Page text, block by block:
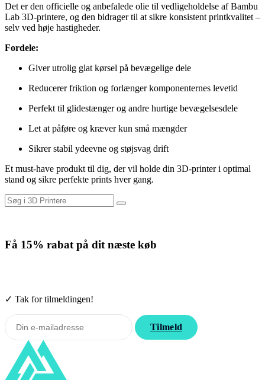
Det er den officielle og anbefalede olie til vedligeholdelse af Bambu
Lab 3D-printere, og den bidrager til at sikre konsistent printkvalitet –
selv ved høje hastigheder.
Fordele:
Giver utrolig glat kørsel på bevægelige dele
Reducerer friktion og forlænger komponenternes levetid
Perfekt til glidestænger og andre hurtige bevægelsesdele
Let at påføre og kræver kun små mængder
Sikrer stabil ydeevne og støjsvag drift
Et must-have produkt til dig, der vil holde din 3D-printer i optimal
stand og sikre perfekte prints hver gang.
Få 15% rabat på dit næste køb
✓ Tak for tilmeldingen!
Tilmeld